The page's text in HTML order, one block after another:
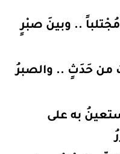
.. وبينَ صبْرٍ
من حَدَثٍ .. والصبرُ
به على